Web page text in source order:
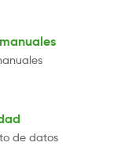
de datos